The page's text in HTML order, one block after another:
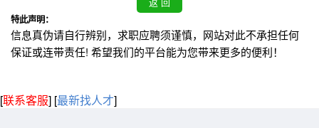
特此声明：
信息真伪请自行辨别，求职应聘须谨慎，网站对此不承担任何
保证或连带责任! 希望我们的平台能为您带来更多的便利！
[联系客服] [最新找人才]